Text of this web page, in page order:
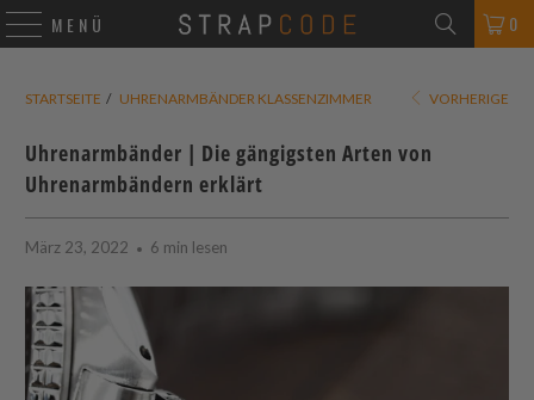
MENÜ 0
STARTSEITE / UHRENARMBÄNDER KLASSENZIMMER VORHERIGE
Uhrenarmbänder | Die gängigsten Arten von
Uhrenarmbändern erklärt
März 23, 2022 6 min lesen